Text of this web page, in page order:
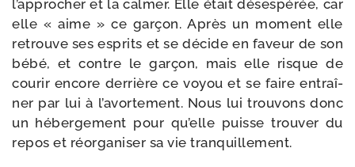
l’approcher et la cal­mer. Elle était déses­pé­rée, car
elle « aime » ce gar­çon. Après un moment elle
retrouve ses esprits et se décide en faveur de son
bébé, et contre le gar­çon, mais elle risque de
cou­rir encore der­rière ce voyou et se faire entraî­
ner par lui à l’avortement. Nous lui trou­vons donc
un héber­ge­ment pour qu’elle puisse trou­ver du
repos et réor­ga­ni­ser sa vie tranquillement.